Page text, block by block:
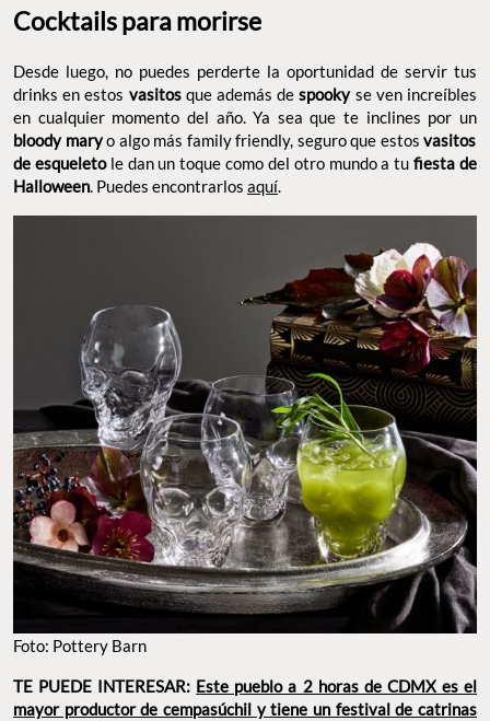
Cocktails para morirse
Desde luego, no puedes perderte la oportunidad de servir tus
drinks en estos vasitosque además despookyse ven increíbles
en cualquier momento del año. Ya sea que te inclines por un
bloody maryo algo más family friendly, seguro que estosvasitos
de esqueletole dan un toque como del otro mundo a tufiesta de
Halloween. Puedes encontrarlos aquí.
Foto: Pottery Barn
TE PUEDE INTERESAR: Este pueblo a 2 horas de CDMX es el
mayor productor de cempasúchil y tiene un festival de catrinas